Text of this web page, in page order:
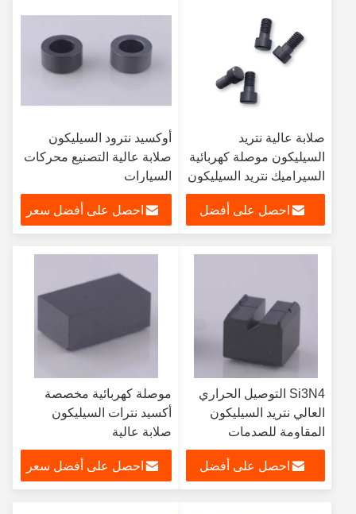
صلابة عالية نتريد
السيليكون موصلة كهربائية
السيراميك نتريد السيليكون
احصل على أفضل
أوكسيد نترود السيليكون
صلابة عالية التصنيع محركات
السيارات
احصل على أفضل سعر
Si3N4 التوصيل الحراري
العالي نتريد السيليكون
المقاومة للصدمات
الحرارية المقابس المتوهجة
لمحركات الديزل
احصل على أفضل
موصلة كهربائية مخصصة
أكسيد نترات السيليكون
صلابة عالية
احصل على أفضل سعر